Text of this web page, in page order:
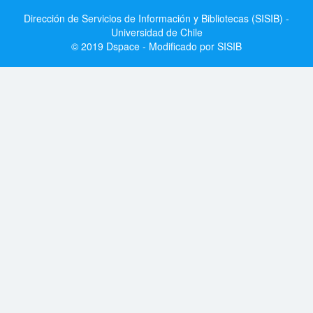
Dirección de Servicios de Información y Bibliotecas (SISIB) -
Universidad de Chile
© 2019 Dspace - Modificado por SISIB